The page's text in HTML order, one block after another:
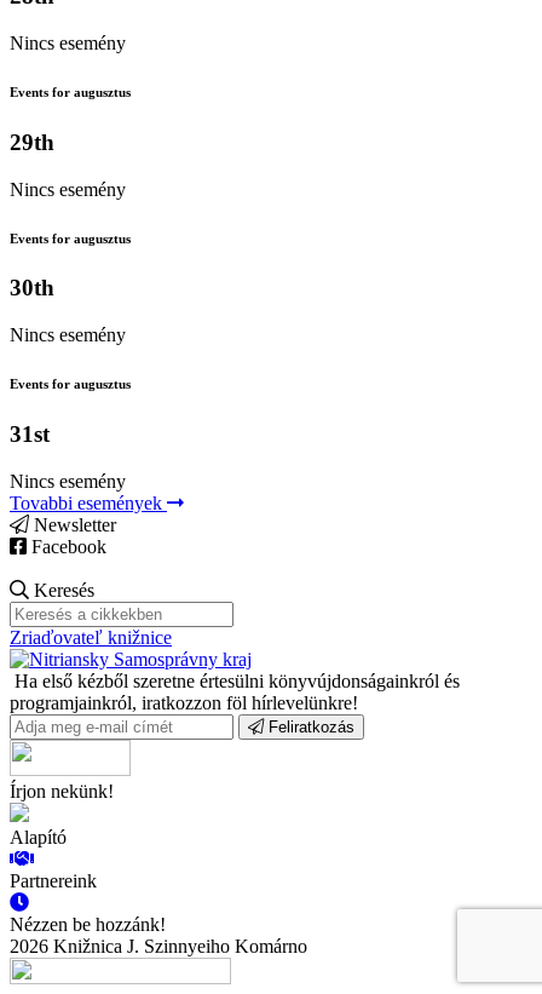
Nincs esemény
Events for augusztus
29th
Nincs esemény
Events for augusztus
30th
Nincs esemény
Events for augusztus
31st
Nincs esemény
Tovabbi események
Newsletter
Facebook
Keresés
Zriaďovateľ knižnice
Ha első kézből szeretne értesülni könyvújdonságainkról és
programjainkról, iratkozzon föl hírlevelünkre!
Feliratkozás
Írjon nekünk!
Alapító
Partnereink
Nézzen be hozzánk!
2026 Knižnica J. Szinnyeiho Komárno